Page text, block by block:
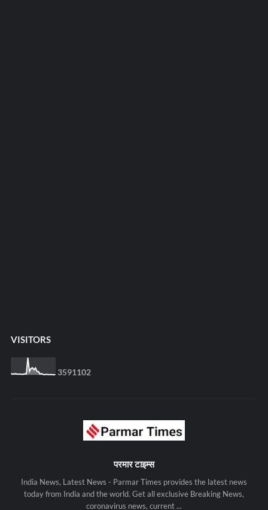
VISITORS
3591102
परमार टाइम्स
India News, Latest News - Parmar Times provides the latest news
today from India and the world. Get all exclusive Breaking News,
coronavirus news, current ...